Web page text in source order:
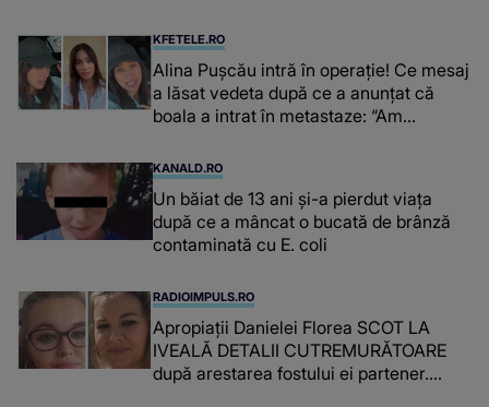
înțepe sânul”
KFETELE.RO
Alina Pușcău intră în operație! Ce mesaj
a lăsat vedeta după ce a anunțat că
boala a intrat în metastaze: “Am
KANALD.RO
Un băiat de 13 ani și-a pierdut viața
după ce a mâncat o bucată de brânză
contaminată cu E. coli
RADIOIMPULS.RO
Apropiații Danielei Florea SCOT LA
IVEALĂ DETALII CUTREMURĂTOARE
după arestarea fostului ei partener.